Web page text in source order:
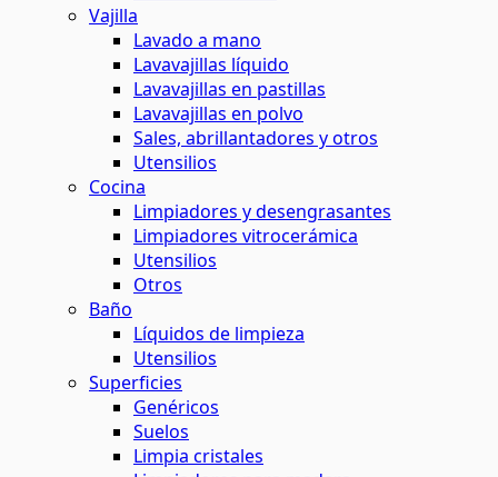
Vajilla
Lavado a mano
Lavavajillas líquido
Lavavajillas en pastillas
Lavavajillas en polvo
Sales, abrillantadores y otros
Utensilios
Cocina
Limpiadores y desengrasantes
Limpiadores vitrocerámica
Utensilios
Otros
Baño
Líquidos de limpieza
Utensilios
Superficies
Genéricos
Suelos
Limpia cristales